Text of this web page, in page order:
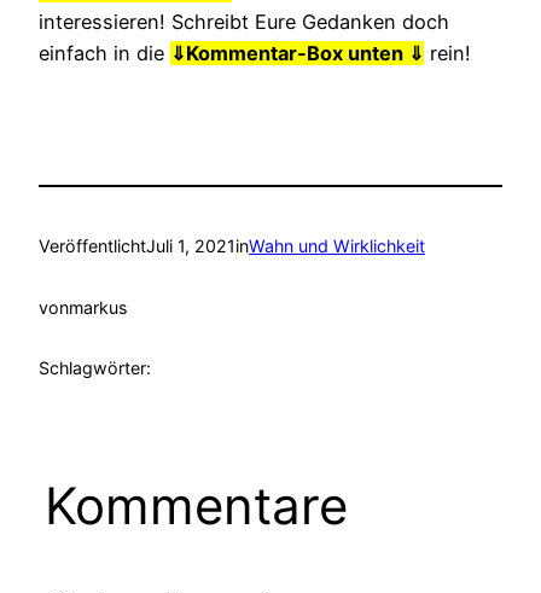
interessieren! Schreibt Eure Gedanken doch
einfach in die ⇓Kommentar-Box unten ⇓ rein!
VeröffentlichtJuli 1, 2021inWahn und Wirklichkeit
vonmarkus
Schlagwörter:
Kommentare